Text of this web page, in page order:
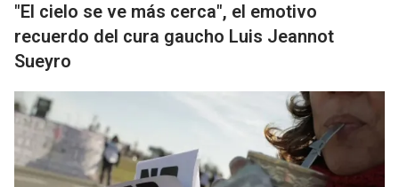
"El cielo se ve más cerca", el emotivo
recuerdo del cura gaucho Luis Jeannot
Sueyro